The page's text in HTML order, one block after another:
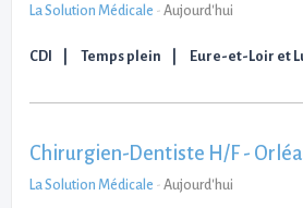
La Solution Médicale - Aujourd'hui
CDI Temps plein Eure-et-Loir et
Chirurgien-Dentiste H/F -
La Solution Médicale - Aujourd'hui